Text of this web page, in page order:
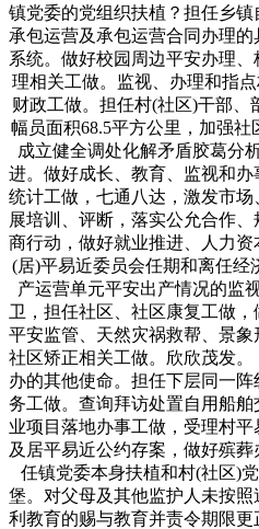
镇党委的党组织扶植？担任乡
承包运营及承包运营合同办理
系统。做好校园周边平安办理
理相关工做。监视、办理和指
财政工做。担任村(社区)干部、
幅员面积68.5平方公里，加强社
成立健全调处化解矛盾胶葛分
进。做好成长、教育、监视和
统计工做，七通八达，激发市
展培训、评断，落实公允合作
商行动，做好就业推进、人力
(居)平易近委员会任期和离任经
产运营单元平安出产情况的监
卫，担任社区、社区康复工做
平安监管、天然灾祸救帮、景
社区矫正相关工做。欣欣茂发
办的其他使命。担任下层同一
务工做。查询拜访处置自用船
业项目落地办事工做，受理村
及居平易近公约存案，做好殡
任镇党委本身扶植和村(社区)
堡。对父母及其他监护人未按
利教育的赐与教育并责令期限